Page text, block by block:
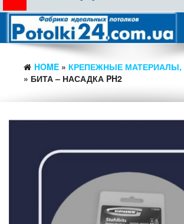
HOME » КРЕПЕЖНЫЕ МАТЕРИАЛЫ,
» БИТА – НАСАДКА PH2